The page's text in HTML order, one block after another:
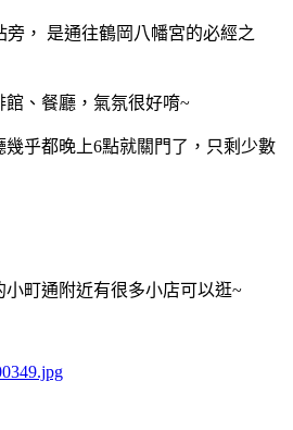
旁， 是通往鶴岡八幡宮的必經之
、餐廳，氣氛很好唷~
幾乎都晚上6點就關門了，只剩少數
町通附近有很多小店可以逛~